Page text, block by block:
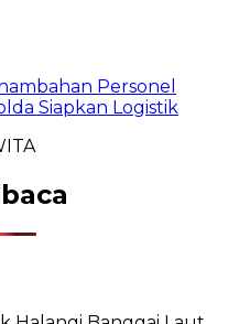
Personel
Siapkan Logistik